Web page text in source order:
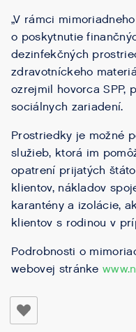
„V rámci
o poskytnutie
dezinfekčných
zdravotníckeho
ozrejmil hovorca SPP,
sociálnych zariadení.
Prostriedky je možné
služieb, ktorá im
opatrení prijatých
klientov, nákladov
karantény a izolácie,
klientov s rodinou v
Podrobnosti o
webovej stránke